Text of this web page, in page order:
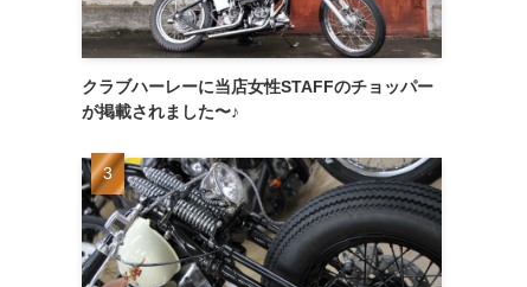
クラブハーレーに当店女性STAFFのチョッパー
が掲載されました〜♪